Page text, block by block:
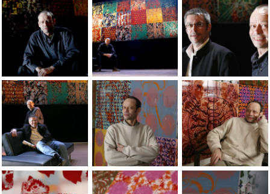
Jean-Pierre Sergent at the set design of Verdi's Traviata
Jean-Pierre Sergent at the set design of
Jean-Pierre
Jean-Pierre Sergent at the set design of Verdi's Traviata
Portrait ÃÂ l'atelier, 2008. Photo Yves
Portrait ÃÂ